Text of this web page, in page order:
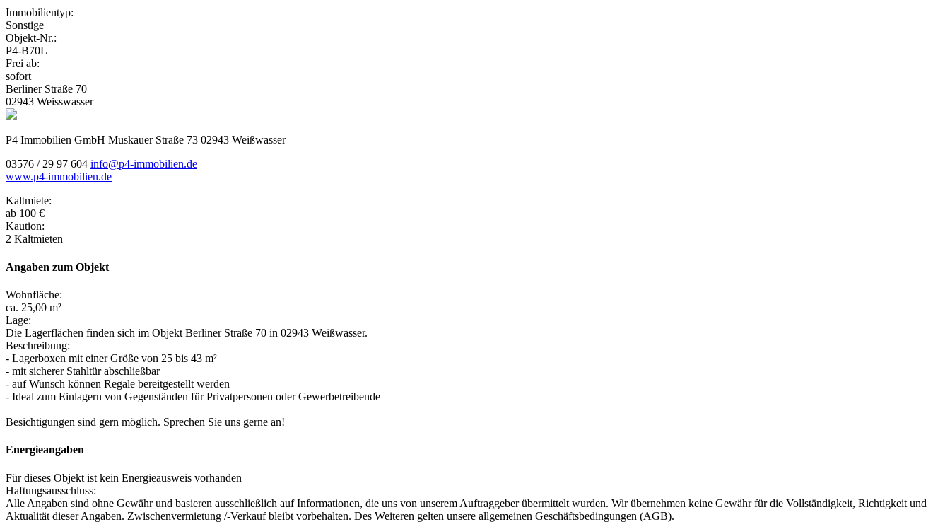
Immobilientyp:
Sonstige
Objekt-Nr.:
P4-B70L
Frei ab:
sofort
Berliner Straße 70
02943 Weisswasser
P4 Immobilien GmbH Muskauer Straße 73 02943 Weißwasser
03576 / 29 97 604 info@p4-immobilien.de
www.p4-immobilien.de
Kaltmiete:
ab 100 €
Kaution:
2 Kaltmieten
Angaben zum Objekt
Wohnfläche:
ca. 25,00 m²
Lage:
Die Lagerflächen finden sich im Objekt Berliner Straße 70 in 02943 Weißwasser.
Beschreibung:
- Lagerboxen mit einer Größe von 25 bis 43 m²
- mit sicherer Stahltür abschließbar
- auf Wunsch können Regale bereitgestellt werden
- Ideal zum Einlagern von Gegenständen für Privatpersonen oder Gewerbetreibende
Besichtigungen sind gern möglich. Sprechen Sie uns gerne an!
Energieangaben
Für dieses Objekt ist kein Energieausweis vorhanden
Haftungsausschluss:
Alle Angaben sind ohne Gewähr und basieren ausschließlich auf Informationen, die uns von unserem Auftraggeber übermittelt wurden. Wir übernehmen keine Gewähr für die Vollständigkeit, Richtigkeit und
Aktualität dieser Angaben. Zwischenvermietung /-Verkauf bleibt vorbehalten. Des Weiteren gelten unsere allgemeinen Geschäftsbedingungen (AGB).